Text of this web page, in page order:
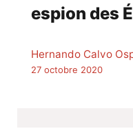
espion des
Hernando Calvo
27 octobre 2020